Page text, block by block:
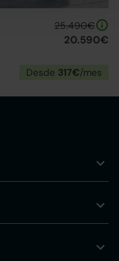
25.490€
20.590€
Desde 317€/mes